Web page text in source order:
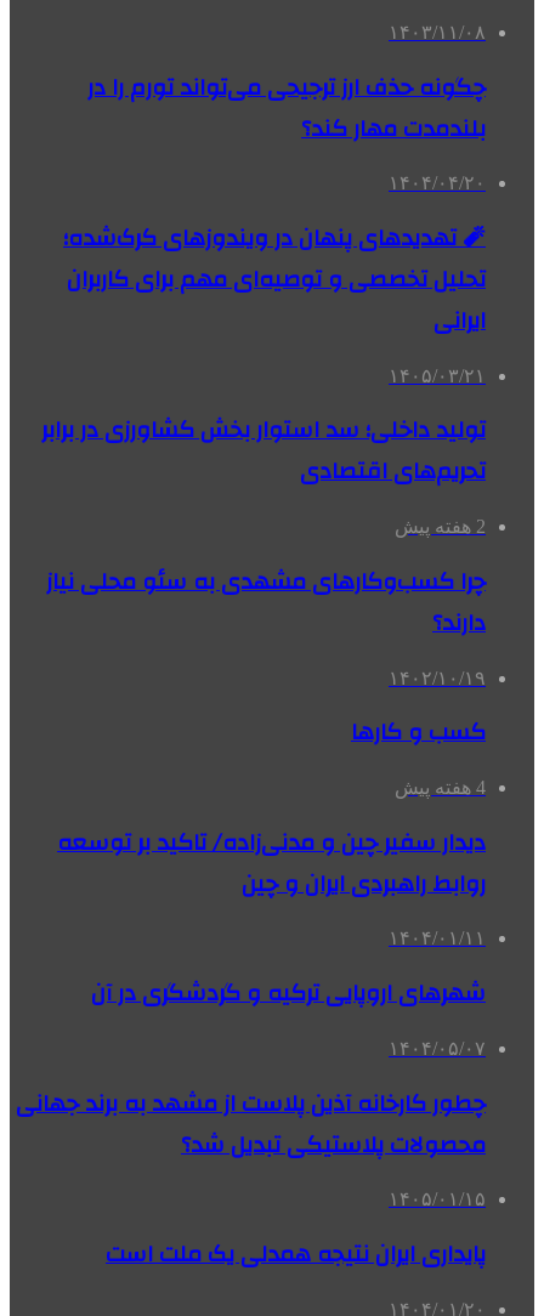
۱۴۰۳/۱۱/۰۸
چگونه حذف ارز ترجیحی می‌تواند تورم را در
بلندمدت مهار کند؟
۱۴۰۴/۰۴/۲۰
🧨 تهدیدهای پنهان در ویندوزهای کرک‌شده؛
تحلیل تخصصی و توصیه‌ای مهم برای کاربران
ایرانی
۱۴۰۵/۰۳/۲۱
تولید داخلی؛ سد استوار بخش کشاورزی در برابر
تحریم‌های اقتصادی
2 هفته پیش
چرا کسب‌وکارهای مشهدی به سئو محلی نیاز
دارند؟
۱۴۰۲/۱۰/۱۹
کسب و کارها
4 هفته پیش
دیدار سفیر چین و مدنی‌زاده/ تاکید بر توسعه
روابط راهبردی ایران و چین
۱۴۰۴/۰۱/۱۱
شهرهای اروپایی ترکیه و گردشگری در آن
۱۴۰۴/۰۵/۰۷
چطور کارخانه آذین پلاست از مشهد به برند جهانی
محصولات پلاستیکی تبدیل شد؟
۱۴۰۵/۰۱/۱۵
پایداری ایران نتیجه همدلی یک ملت است
۱۴۰۴/۰۱/۲۰